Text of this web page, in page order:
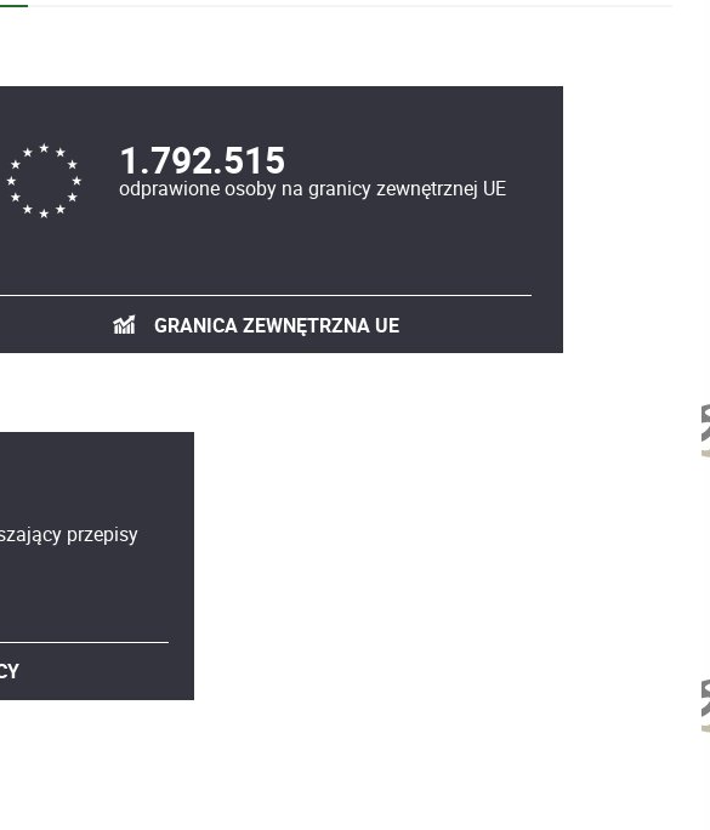
GRANICA ZEWNĘTRZNA UE
1.792.515
odprawione osoby na granicy zewnętrznej UE
przepisy